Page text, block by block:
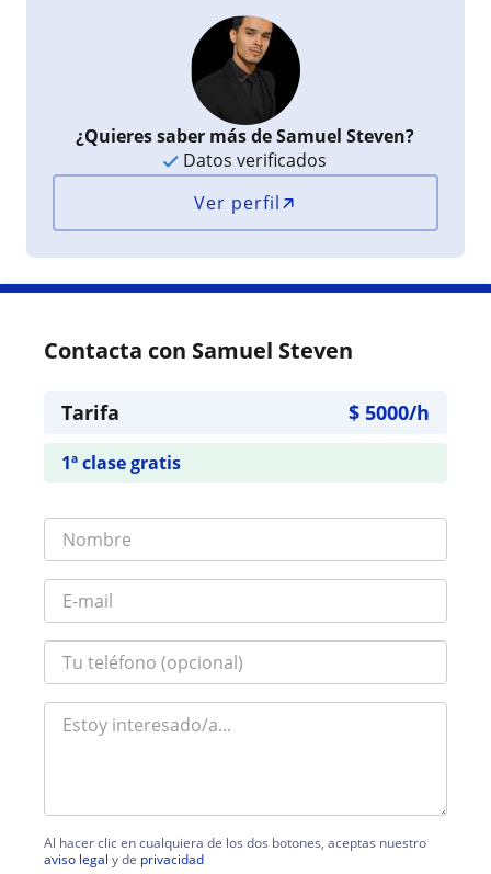
¿Quieres saber más de Samuel Steven?
Datos verificados
Ver perfil
Contacta con Samuel Steven
Tarifa $ 5000/h
1ª clase gratis
Al hacer clic en cualquiera de los dos botones, aceptas nuestro
aviso legal y de privacidad